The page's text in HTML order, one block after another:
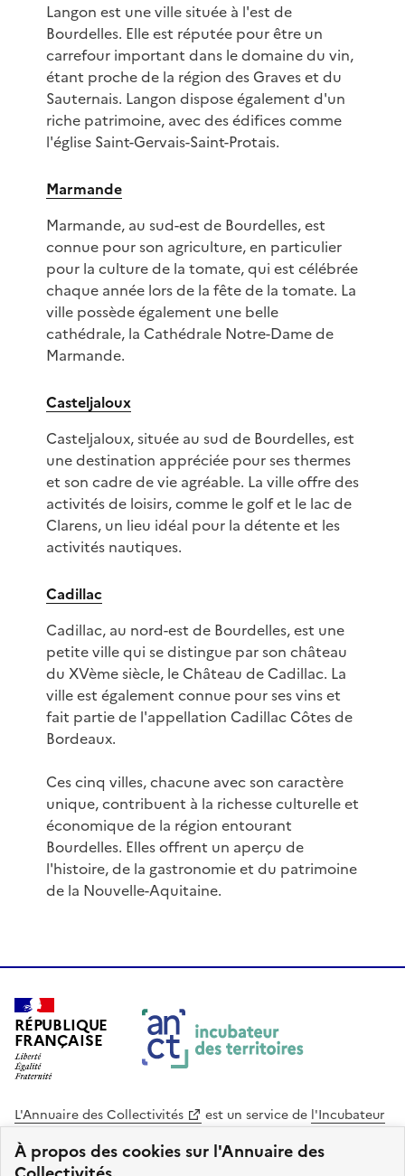
À propos des cookies sur l'Annuaire des
Langon est une ville située à l'est de
Bourdelles. Elle est réputée pour être un
carrefour important dans le domaine du vin,
étant proche de la région des Graves et du
Sauternais. Langon dispose également d'un
riche patrimoine, avec des édifices comme
l'église Saint-Gervais-Saint-Protais.
Marmande
Marmande, au sud-est de Bourdelles, est
connue pour son agriculture, en particulier
pour la culture de la tomate, qui est célébrée
chaque année lors de la fête de la tomate. La
ville possède également une belle
cathédrale, la Cathédrale Notre-Dame de
Marmande.
Casteljaloux
Casteljaloux, située au sud de Bourdelles, est
une destination appréciée pour ses thermes
et son cadre de vie agréable. La ville offre des
activités de loisirs, comme le golf et le lac de
Clarens, un lieu idéal pour la détente et les
activités nautiques.
Cadillac
Cadillac, au nord-est de Bourdelles, est une
petite ville qui se distingue par son château
du XVème siècle, le Château de Cadillac. La
ville est également connue pour ses vins et
fait partie de l'appellation Cadillac Côtes de
Bordeaux.
Ces cinq villes, chacune avec son caractère
unique, contribuent à la richesse culturelle et
économique de la région entourant
Bourdelles. Elles offrent un aperçu de
l'histoire, de la gastronomie et du patrimoine
de la Nouvelle-Aquitaine.
RÉPUBLIQUE
FRANÇAISE
L'Annuaire des Collectivités est un service de l'Incubateur
des Territoires
Cohésion des Territoires
. Le code source de ce site web